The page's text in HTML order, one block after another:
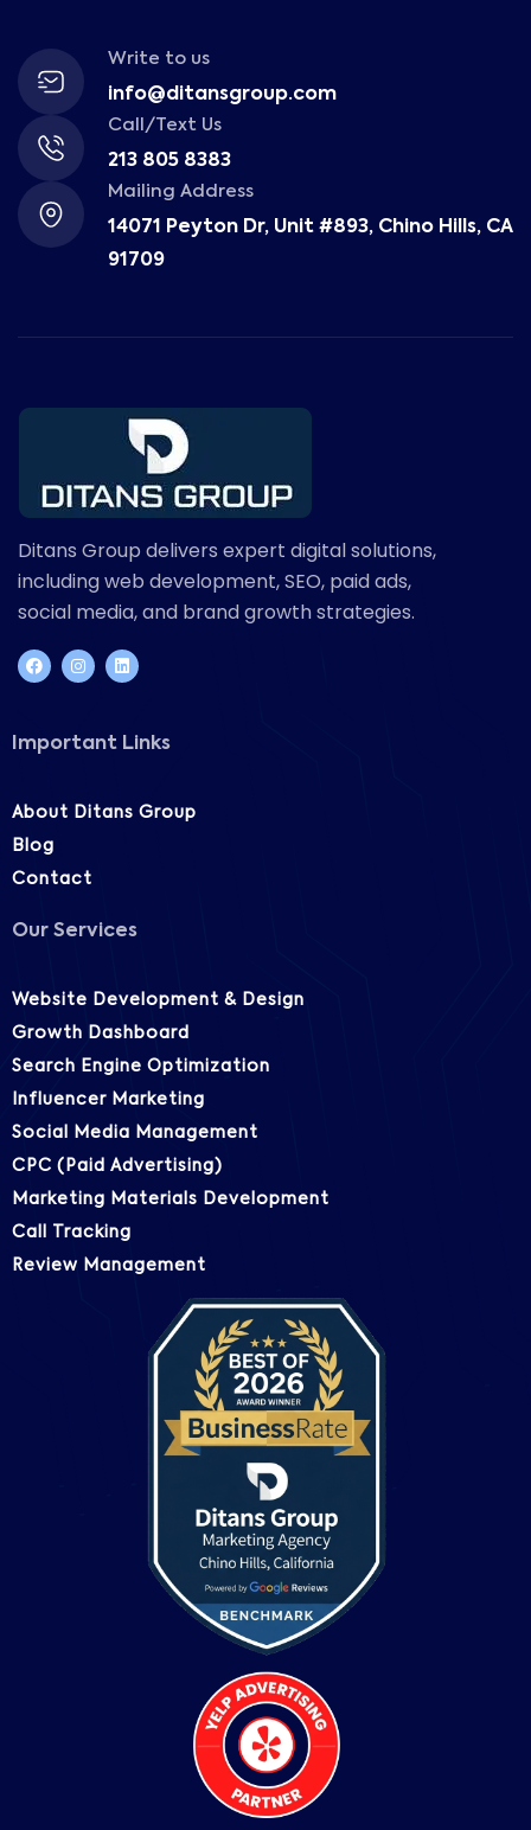
Write to us
info@ditansgroup.com
Call/Text Us
213 805 8383
Mailing Address
14071 Peyton Dr, Unit #893, Chino Hills, CA
91709
Ditans Group delivers expert digital solutions,
including web development, SEO, paid ads,
social media, and brand growth strategies.
Important Links
About Ditans Group
Blog
Contact
Our Services
Website Development & Design
Growth Dashboard
Search Engine Optimization
Influencer Marketing
Social Media Management
CPC (Paid Advertising)
Marketing Materials Development
Call Tracking
Review Management